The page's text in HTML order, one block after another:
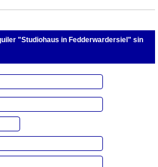
"Studiohaus in Fedderwardersiel" sin